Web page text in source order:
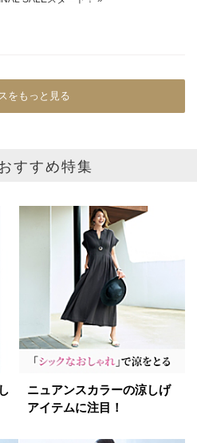
をもっと見る
すすめ特集
ニュアンスカラーの涼しげ
アイテムに注目！